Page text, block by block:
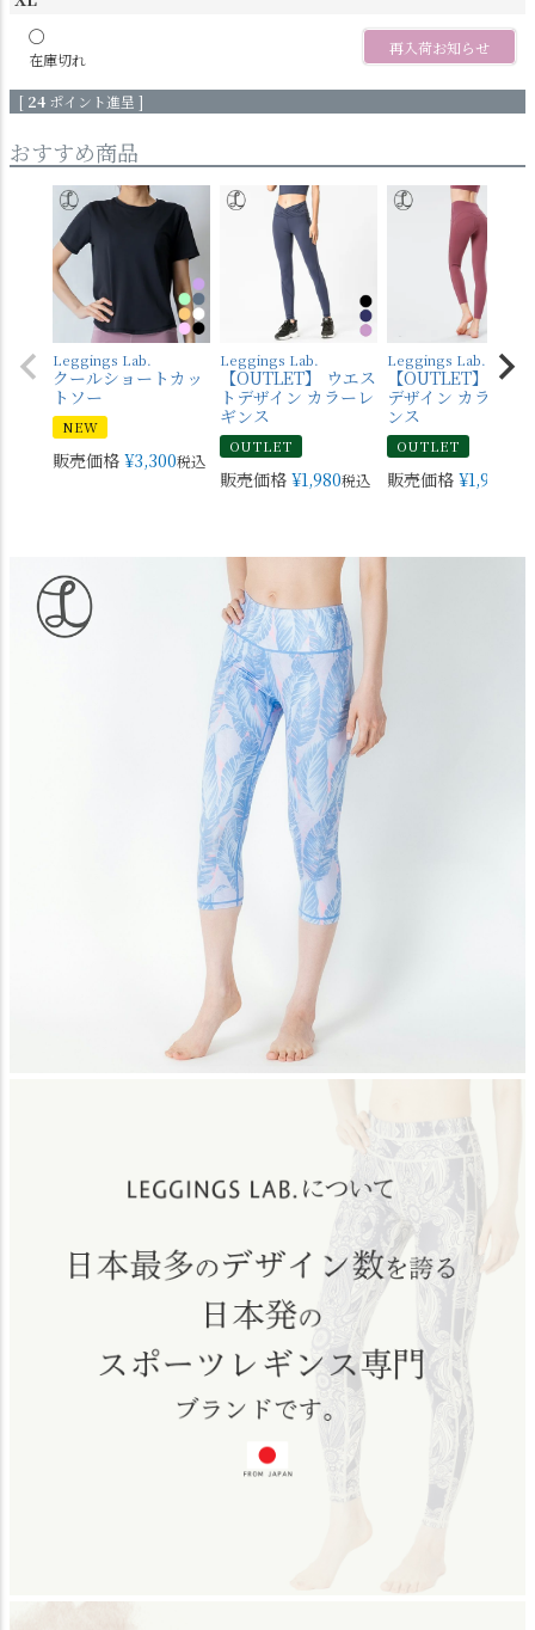
〇
在庫切れ
再入荷お知らせ
[ 24 ポイント進呈 ]
おすすめ商品
Leggings Lab.
クールショートカッ
トソー
NEW
販売価格 ¥3,300税込
Leggings Lab.
【OUTLET】 ウエス
トデザイン カラーレ
ギンス
OUTLET
販売価格 ¥1,980税込
Leggings Lab.
【OUTLET】 バッ
デザイン カラーレ
ンス
OUTLET
販売価格 ¥1,980